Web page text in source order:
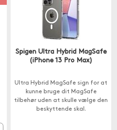
Spigen Ultra Hybrid MagSafe
(iPhone 13 Pro Max)
Ultra Hybrid MagSafe sign for at
kunne bruge dit MagSafe
tilbehør uden at skulle vælge den
beskyttende skal.